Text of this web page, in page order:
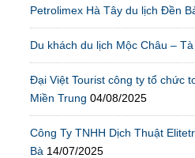
Petrolimex Hà Tây du lịch Đền
Du khách du lịch Mộc Châu –
Đại Việt Tourist công ty tổ chức
Miền Trung 04/08/2025
Công Ty TNHH Dịch Thuật
Bà 14/07/2025